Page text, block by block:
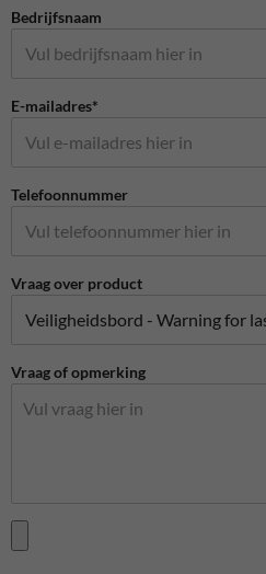
Bedrijfsnaam
E-mailadres*
Telefoonnummer
Vraag over product
Vraag of opmerking